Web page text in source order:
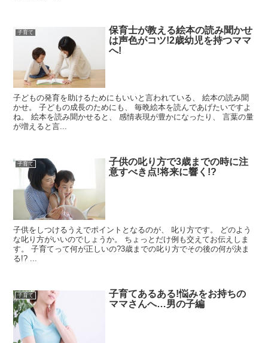
子育て
保育士が教える絵本の読み聞かせ
は声色がコツ!2歳幼児を持つママ
へ!
子どもの発育を助けるためにもいいと言われている、 絵本の読み聞
かせ。 子どもの成長のためにも、 毎晩絵本を読んであげたいですよ
ね。 絵本を読み聞かせると、 感情表現が豊かになったり、 言葉の量
が増えると言...
子育て
子供の叱り方で3歳までの時に注
意すべき点!将来に響く!?
子供をしつけるうえでポイントとなるのが、 叱り方です。 どのよう
な叱り方がいいのでしょうか。 ちょっとだけ例も交えてお伝えしま
す。 子育てって何が正しいの?3歳までの叱り方でその後の何が決ま
る!? ...
子育て
子育てあるある!悩みをお持ちの
ママさんへ…男の子編